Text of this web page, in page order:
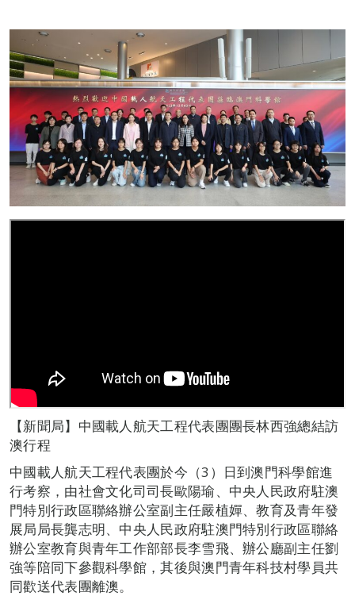
【新聞局】中國載人航天工程代表團團長林西強總結訪
澳行程
中國載人航天工程代表團於今（3）日到澳門科學館進
行考察，由社會文化司司長歐陽瑜、中央人民政府駐澳
門特別行政區聯絡辦公室副主任嚴植嬋、教育及青年發
展局局長龔志明、中央人民政府駐澳門特別行政區聯絡
辦公室教育與青年工作部部長李雪飛、辦公廳副主任劉
強等陪同下參觀科學館，其後與澳門青年科技村學員共
同歡送代表團離澳。